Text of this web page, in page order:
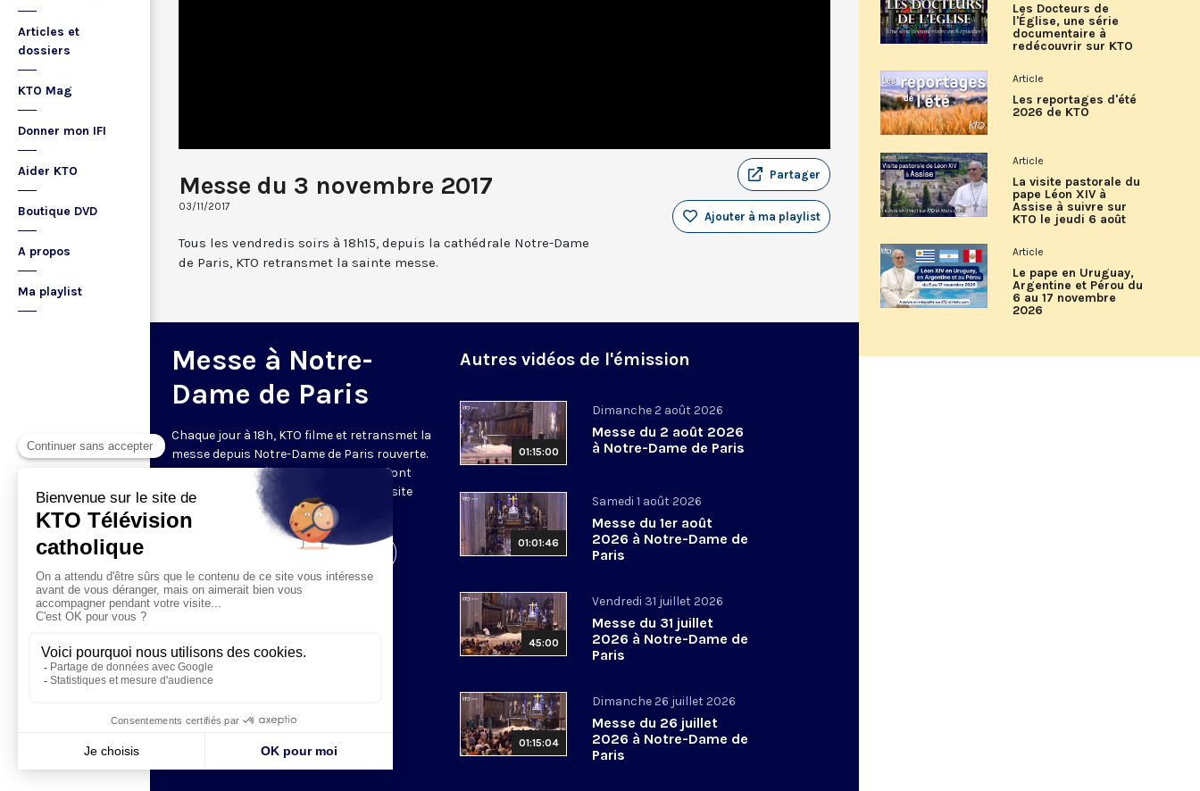
Articles et
dossiers
KTO Mag
Donner mon IFI
Aider KTO
Boutique DVD
A propos
Ma playlist
Messe du 3 novembre 2017
03/11/2017
Partager
Ajouter à ma playlist
Tous les vendredis soirs à 18h15, depuis la cathédrale Notre-Dame
de Paris, KTO retransmet la sainte messe.
Messe à Notre-
Dame de Paris
Chaque jour à 18h, KTO filme et retransmet la
messe depuis Notre-Dame de Paris rouverte.
Les textes des Vêpres et de la messe sont
presque toujours ceux qu’indiquent le site
Visiter la page de l'émission
Autres vidéos de l'émission
01:15:00
Dimanche 2 août 2026
Messe du 2 août 2026
à Notre-Dame de Paris
01:01:46
Samedi 1 août 2026
Messe du 1er août
2026 à Notre-Dame de
Paris
45:00
Vendredi 31 juillet 2026
Messe du 31 juillet
2026 à Notre-Dame de
Paris
01:15:04
Dimanche 26 juillet 2026
Messe du 26 juillet
2026 à Notre-Dame de
Paris
Les Docteurs de
l'Église, une série
documentaire à
redécouvrir sur KTO
Article
Les reportages d'été
2026 de KTO
Article
La visite pastorale du
pape Léon XIV à
Assise à suivre sur
KTO le jeudi 6 août
Article
Le pape en Uruguay,
Argentine et Pérou du
6 au 17 novembre
2026